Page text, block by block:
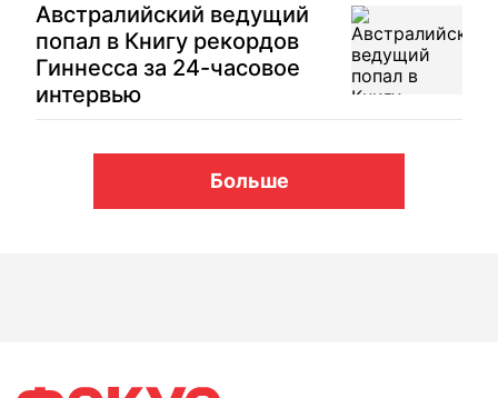
Австралийский ведущий
попал в Книгу рекордов
Гиннесса за 24-часовое
интервью
Больше